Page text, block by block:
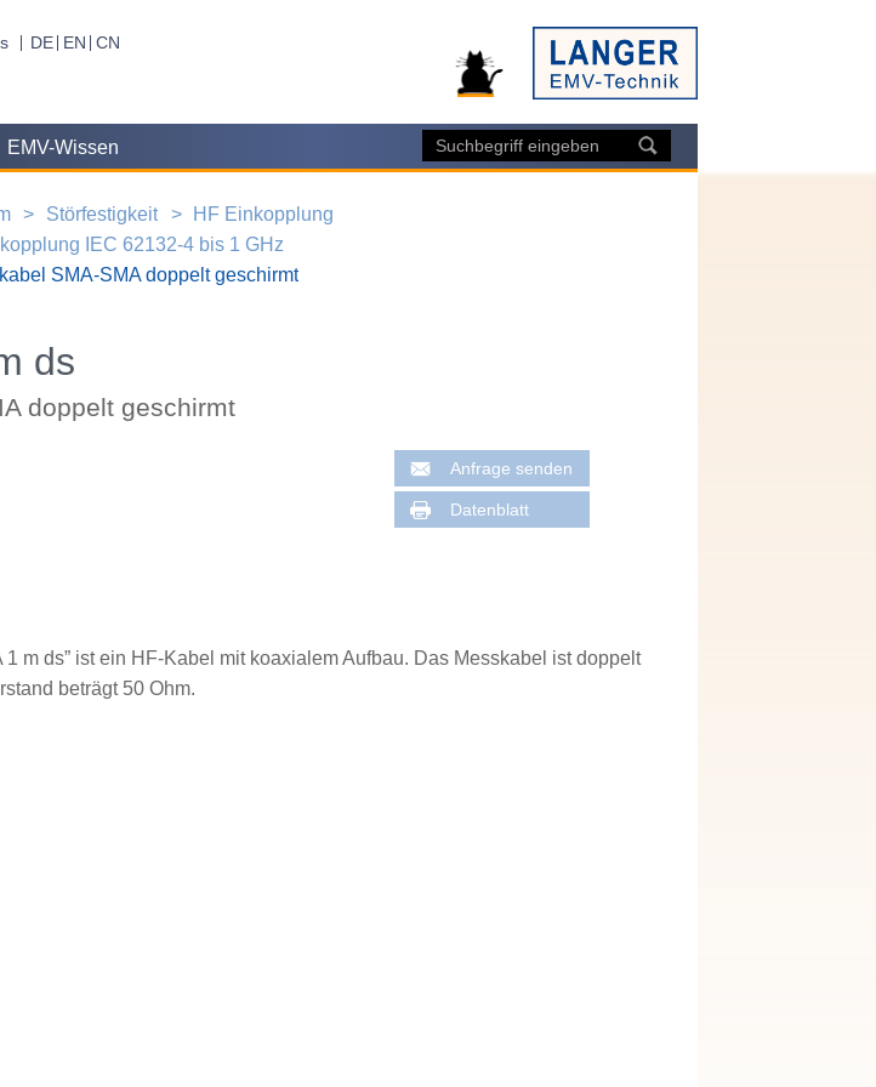
DE EN CN
EMV-Wissen
Störfestigkeit
HF Einkopplung
IEC 62132-4 bis 1 GHz
SMA-SMA doppelt geschirmt
ds
doppelt geschirmt
Anfrage senden
Datenblatt
1 m ds” ist ein HF-Kabel mit koaxialem Aufbau. Das Messkabel ist doppelt
beträgt 50 Ohm.